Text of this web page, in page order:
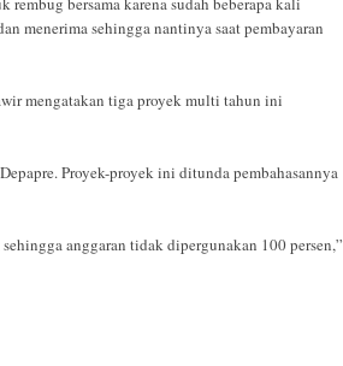
menerima sehingga nantinya saat pembayaran
mengatakan tiga proyek multi tahun ini
Proyek-proyek ini ditunda pembahasannya
anggaran tidak dipergunakan 100 persen,”